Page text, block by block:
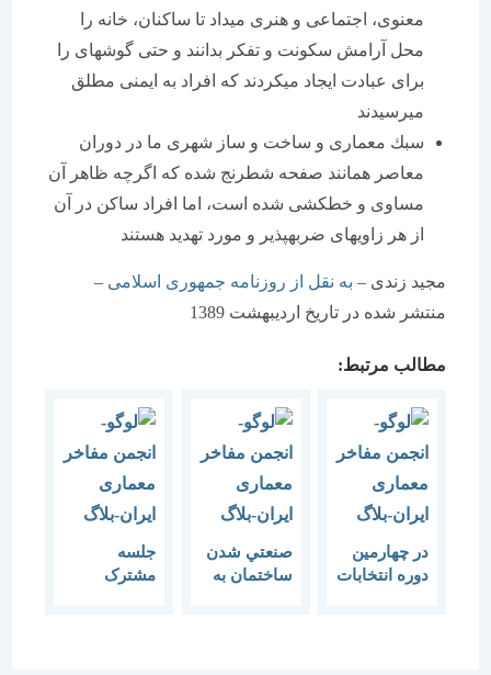
معنوی، اجتماعی و هنری می‏داد تا ساكنان، خانه را
محل آرامش سكونت و تفكر بدانند و حتی گوشه‏ای را
برای عبادت ایجاد می‏كردند كه افراد به ایمنی مطلق
می‏رسیدند
سبك معماری و ساخت و ساز شهری ما در دوران
معاصر همانند صفحه شطرنج شده كه اگرچه ظاهر آن
مساوی و خط‏كشی شده است، اما افراد ساكن در آن
از هر زاویه‏ای ضربه‏پذیر و مورد تهدید هستند
مجید زندی –به نقل از روزنامه جمهوری اسلامی–
منتشر شده در تاریخ اردیبهشت 1389
مطالب مرتبط:
در چهارمین
دوره انتخابات
صنعتي شدن
ساختمان به
مشترک